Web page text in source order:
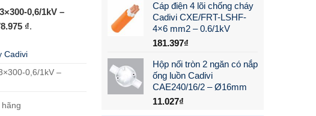
Cáp điện 4 lõi chống cháy
Cadivi CXE/FRT-LSHF-
4×6 mm2 – 0.6/1kV
181.397₫
Hộp nối tròn 2 ngăn có nắp
ống luồn Cadivi
CAE240/16/2 – Ø16mm
11.027₫
0,6/1kV –
₫.
Cadivi
0,6/1kV –